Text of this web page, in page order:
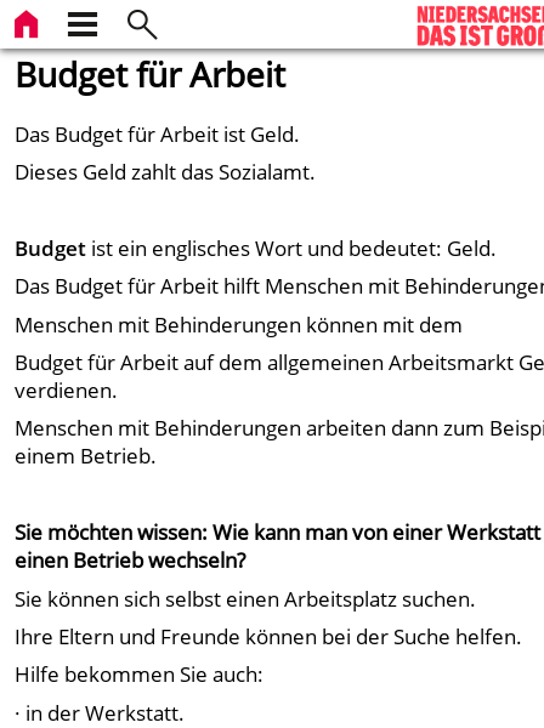
Budget für Arbeit
Das Budget für Arbeit ist Geld.
Dieses Geld zahlt das Sozialamt.
Budget ist ein englisches Wort und bedeutet: Geld.
Das Budget für Arbeit hilft Menschen mit
Menschen mit Behinderungen können mit dem
Budget für Arbeit auf dem allgemeinen Arbeitsmarkt
verdienen.
Menschen mit Behinderungen arbeiten dann zum
einem Betrieb.
Sie möchten wissen: Wie kann man von einer
einen Betrieb wechseln?
Sie können sich selbst einen Arbeitsplatz suchen.
Ihre Eltern und Freunde können bei der Suche helfen.
Hilfe bekommen Sie auch:
· in der Werkstatt.